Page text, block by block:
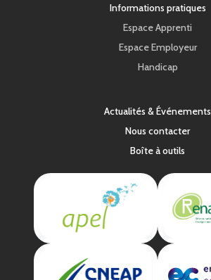
Informations pratiques
Espace Apprenti
Espace Employeur
Handicap
Actualités & Événements
Nous contacter
Boîte à outils